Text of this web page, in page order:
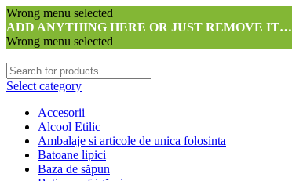
Wrong menu selected
ADD ANYTHING HERE OR JUST REMOVE IT…
Wrong menu selected
Select category
Accesorii
Alcool Etilic
Ambalaje si articole de unica folosinta
Batoane lipici
Baza de săpun